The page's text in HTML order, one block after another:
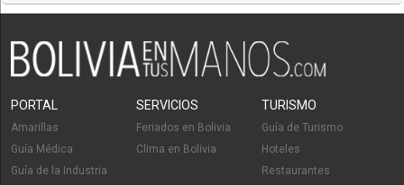
PORTAL
Amarillas
Guía Médica
Guía de la Industria
SERVICIOS
Feriados en Bolivia
Clima en Bolivia
TURISMO
Guía de Turismo
Hoteles
Restaurantes